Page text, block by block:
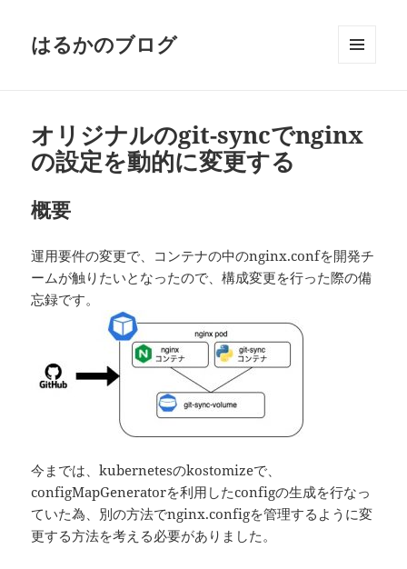
はるかのブログ
オリジナルのgit-syncでnginx
の設定を動的に変更する
概要
運用要件の変更で、コンテナの中のnginx.confを開発チ
ームが触りたいとなったので、構成変更を行った際の備
忘録です。
今までは、kubernetesのkostomizeで、
configMapGeneratorを利用したconfigの生成を行なっ
ていた為、別の方法でnginx.configを管理するように変
更する方法を考える必要がありました。